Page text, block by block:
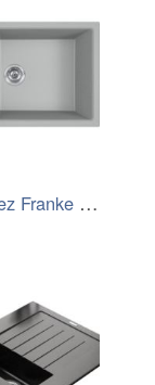
Tectonitový dřez Franke S2D 611-100 Šedá